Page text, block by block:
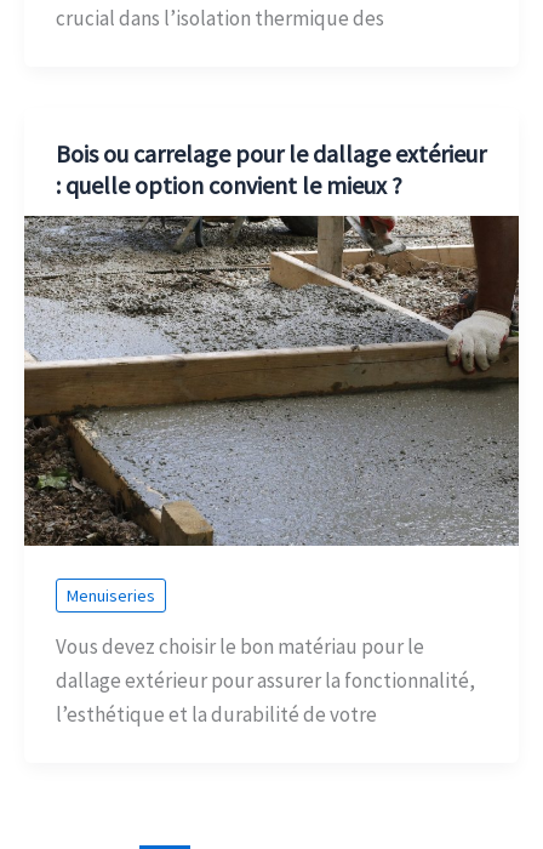
crucial dans l’isolation thermique des
Bois ou carrelage pour le dallage extérieur
: quelle option convient le mieux ?
Menuiseries
Vous devez choisir le bon matériau pour le
dallage extérieur pour assurer la fonctionnalité,
l’esthétique et la durabilité de votre